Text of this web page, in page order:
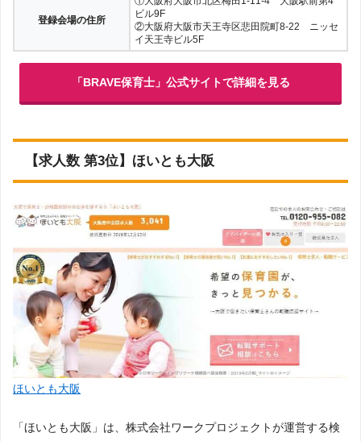
登録会場の住所
ビル9F
②大阪府大阪市天王寺区悲田院町8-22 ニッセ
イ天王寺ビル5F
「BRAVE保育士」公式サイトで詳細を見る
【求人数 第3位】ほいとも大阪
ほいとも大阪
「ほいとも大阪」は、株式会社ワークプロジェクトが運営する検